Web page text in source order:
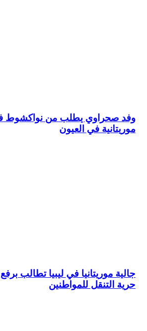
وفد صحراوي يطلب من نواكشوط
موريتانية في العيون
جالية موريتانيا في ليبيا تطالب
حرية التنقل للمواطنين